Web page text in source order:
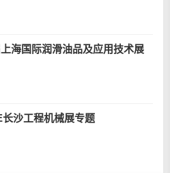
海国际润滑油品及应用技术展
长沙工程机械展专题